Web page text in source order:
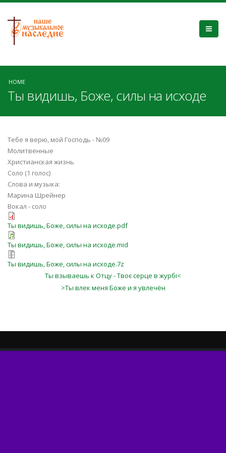
HOME
Ты видишь, Боже, силы на исходе
Тебе я верю, мой Господь - №09
Молитвенные
Христианская жизнь
Соло (1 голос)
Слова и музыка:
Марина Шрейнер
Вокал - соло
Ты видишь, Боже, силы на исходе.pdf
Ты видишь, Боже, силы на исходе.mid
Ты видишь, Боже, силы на исходе.7z
Ты взываешь к Отцу - Твоє серце в журбі<
>Ты влек меня Боже и я увлечён